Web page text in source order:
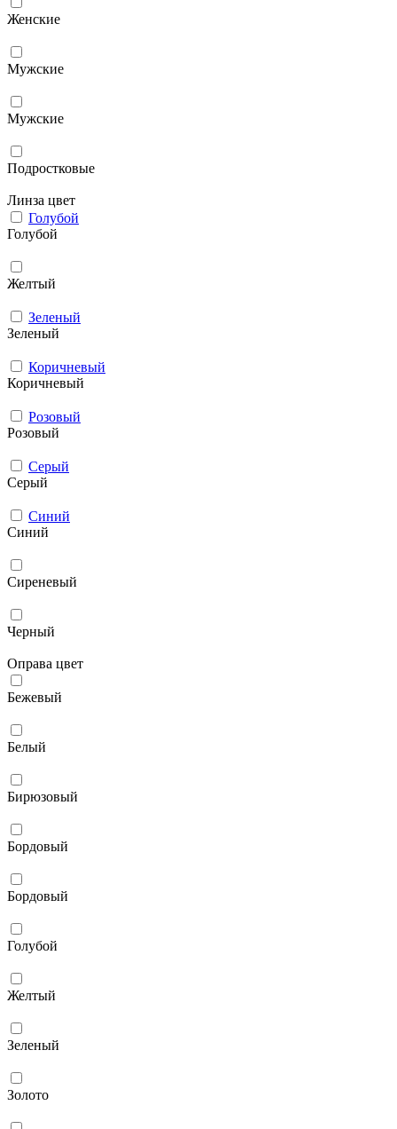
Женские
Мужcкие
Мужские
Подростковые
Линза цвет
Голубой
Голубой
Желтый
Зеленый
Зеленый
Коричневый
Коричневый
Розовый
Розовый
Серый
Серый
Синий
Синий
Сиреневый
Черный
Оправа цвет
Бежевый
Белый
Бирюзовый
Бордовый
Бордовый
Голубой
Желтый
Зеленый
Золото